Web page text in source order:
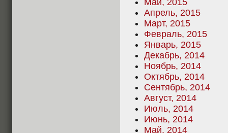
Май, 2015
Апрель, 2015
Март, 2015
Февраль, 2015
Январь, 2015
Декабрь, 2014
Ноябрь, 2014
Октябрь, 2014
Сентябрь, 2014
Август, 2014
Июль, 2014
Июнь, 2014
Май, 2014